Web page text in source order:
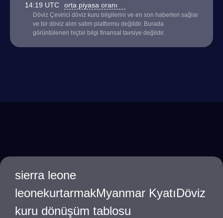
14:19 UTC orta piyasa oranı
Döviz Çevirici döviz kuru bilgilerini ve en son haberleri sağlar
ve bir döviz alım satım platformu değildir. Burada
görüntülenen hiçbir bilgi finansal tavsiye değildir.
sierra leone
leonekurtarmakMyanmar KyatıDöviz
kuru dönüşüm tablosu